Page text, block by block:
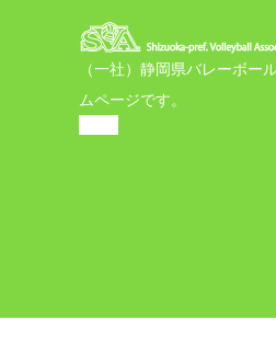
（一社）静岡県バレーボー
ムページです。